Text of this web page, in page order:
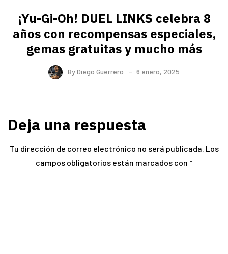
¡Yu-Gi-Oh! DUEL LINKS celebra 8
años con recompensas especiales,
gemas gratuitas y mucho más
ByDiego Guerrero 6 enero, 2025
Deja una respuesta
Tu dirección de correo electrónico no será publicada. Los
campos obligatorios están marcados con *